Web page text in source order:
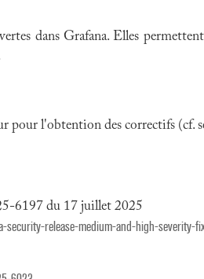
dans Grafana. Elles
pour l'obtention des correctifs (cf.
6197 du 17 juillet 2025
release-medium-and-high-